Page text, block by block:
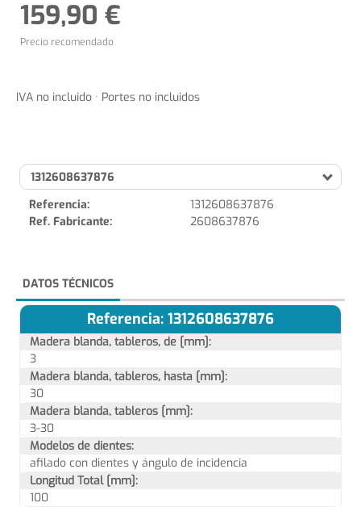
159,90 €
Precio recomendado
IVA no incluido · Portes no incluidos
1312608637876
Referencia:
1312608637876
Ref. Fabricante:
2608637876
DATOS TÉCNICOS
Referencia: 1312608637876
Madera blanda, tableros, de [mm]:
3
Madera blanda, tableros, hasta [mm]:
30
Madera blanda, tableros [mm]:
3-30
Modelos de dientes:
afilado con dientes y ángulo de incidencia
Longitud Total [mm]:
100